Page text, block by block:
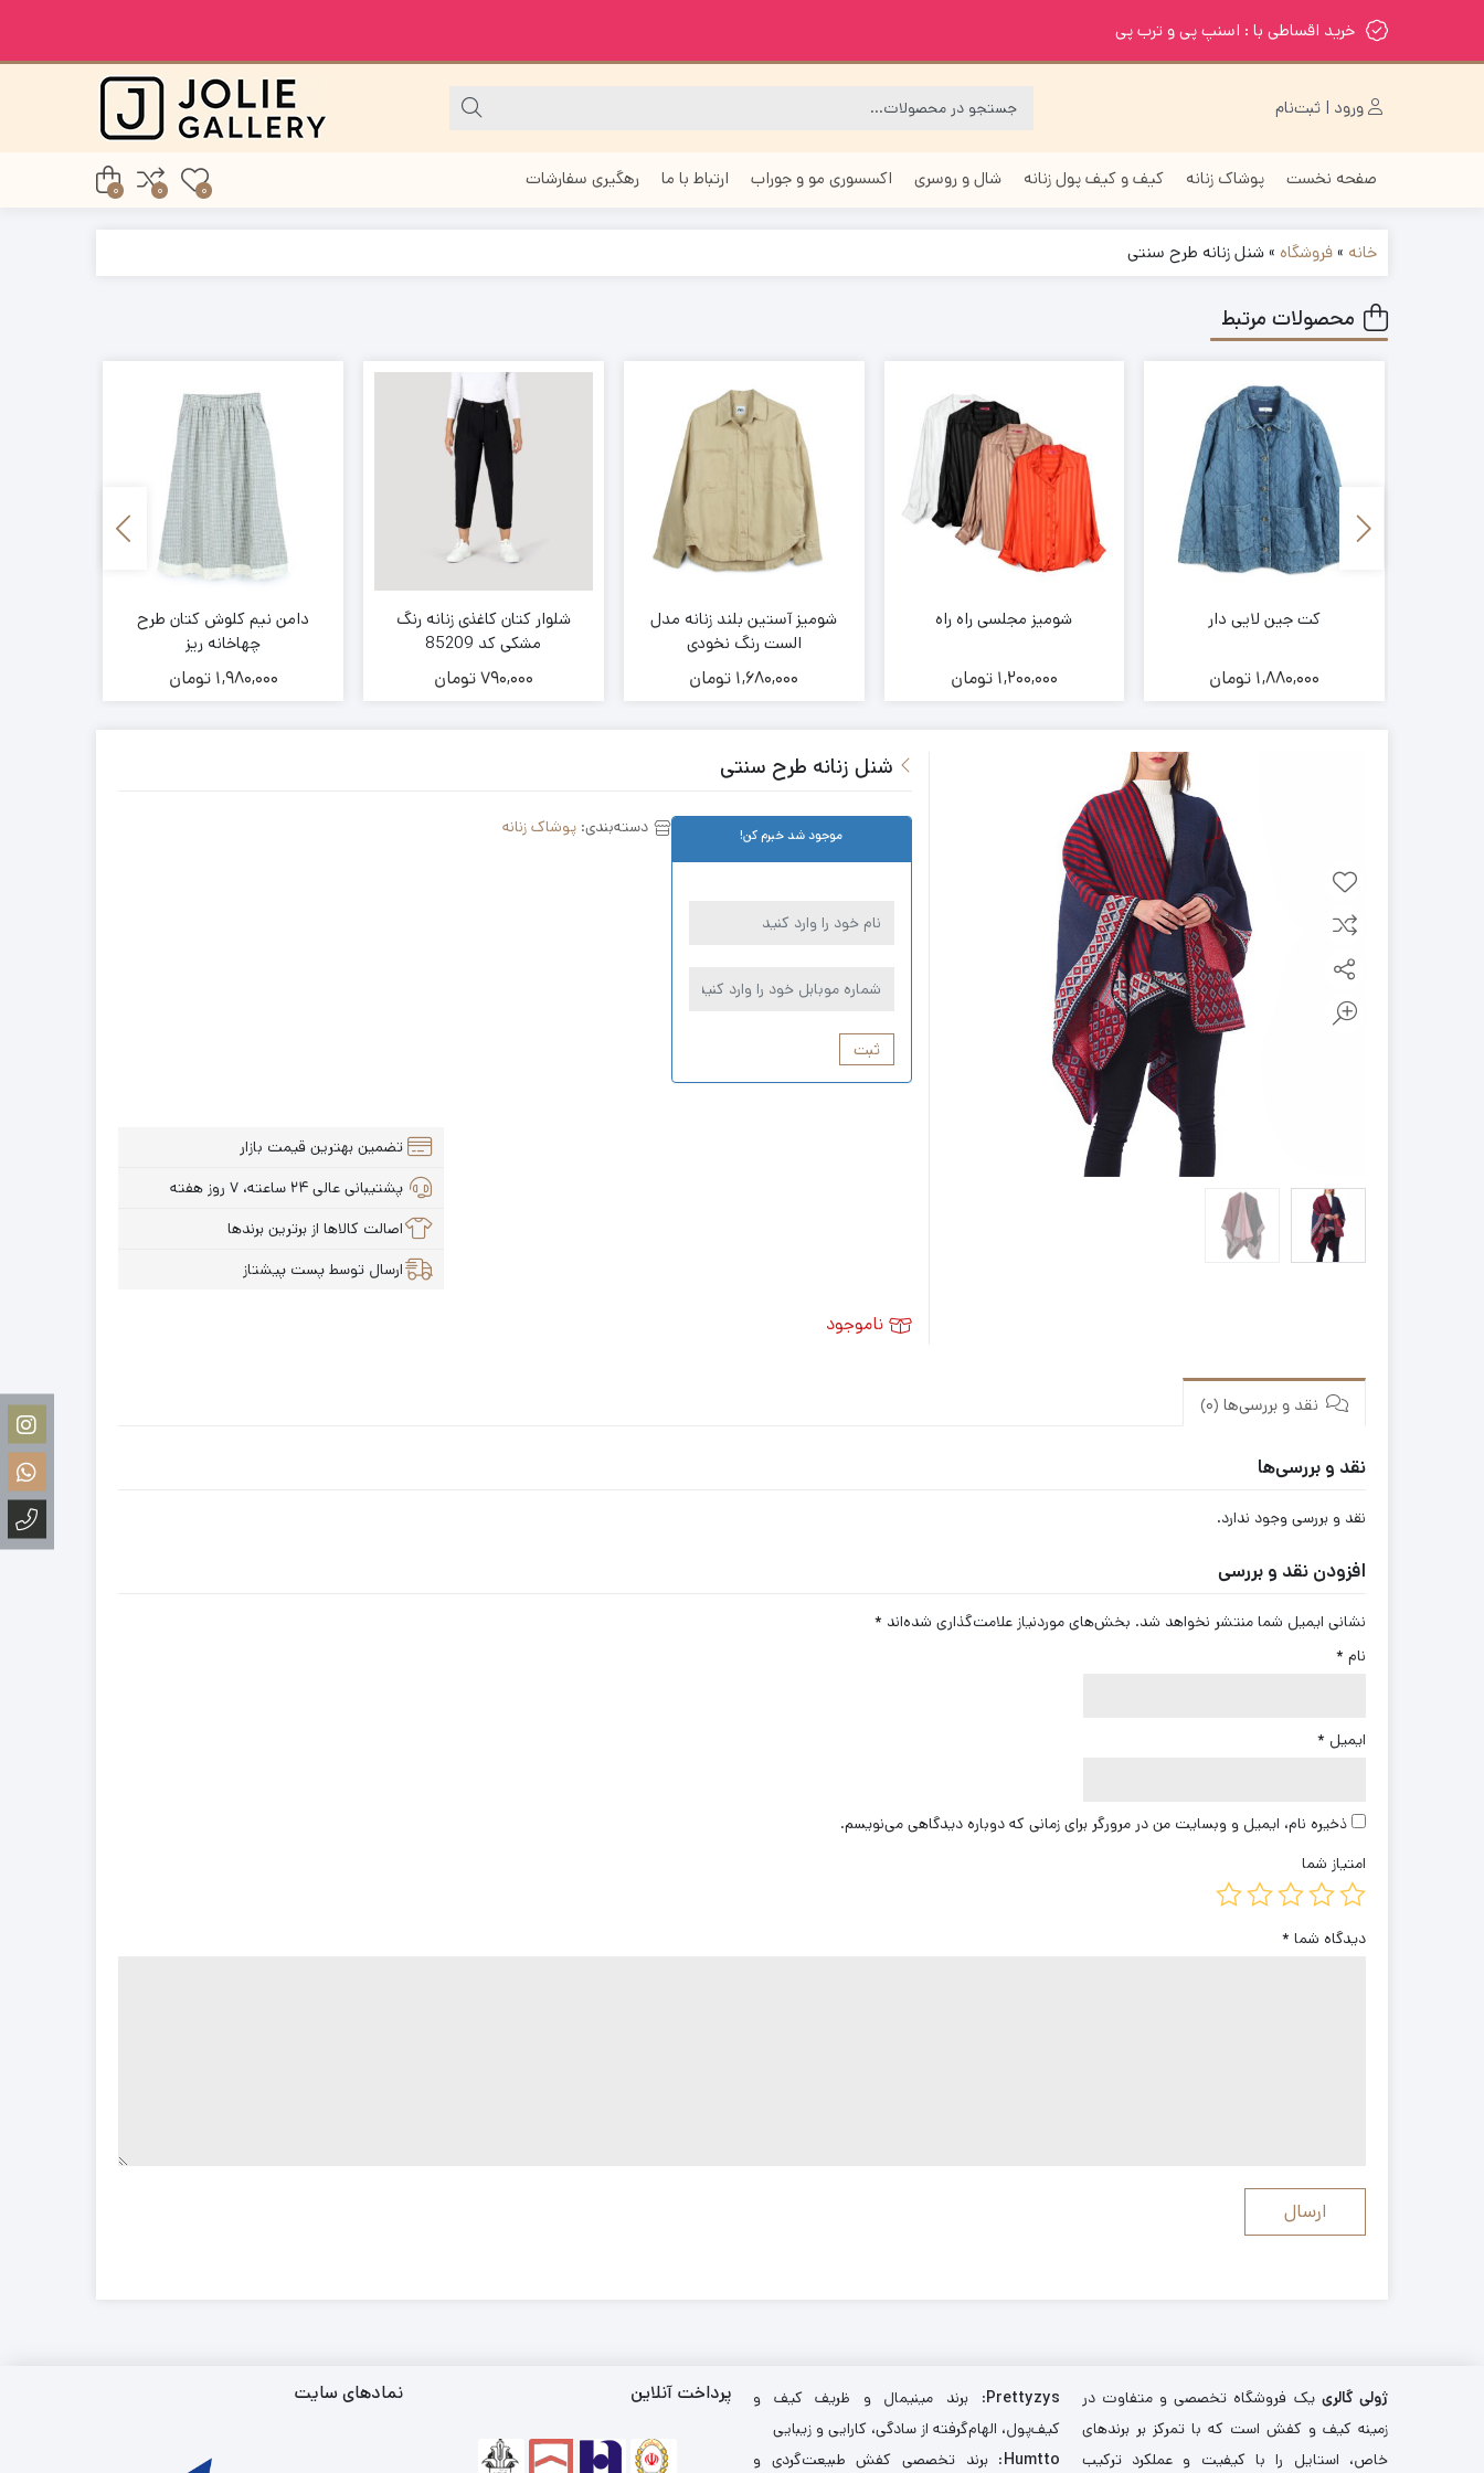
خرید اقساطی با : اسنپ پی و ترب پی
ورود | ثبت‌نام
صفحه نخست پوشاک زنانه کیف و کیف پول زنانه شال و روسری اکسسوری مو و جوراب ارتباط با ما رهگیری سفارشات
0
0
0
خانه »فروشگاه »شنل زنانه طرح سنتی
محصولات مرتبط
کت جین لایی دار
1,880,000 تومان
شومیز مجلسی راه راه
1,200,000 تومان
شومیز آستین بلند زنانه مدل
الست رنگ نخودی
1,680,000 تومان
شلوار کتان کاغذی زنانه رنگ
مشکی کد 85209
790,000تومان
دامن نیم کلوش کتان طرح
چهاخانه ریز
1,980,000 تومان
شنل زنانه طرح سنتی
موجود شد خبرم کن!
ثبت
دسته‌بندی:پوشاک زنانه
تضمین بهترین قیمت بازار
پشتیبانی عالی ۲۴ ساعته، ۷ روز هفته
اصالت کالاها از برترین برندها
ارسال توسط پست پیشتاز
ناموجود
نقد و بررسی‌ها (0)
نقد و بررسی‌ها
نقد و بررسی وجود ندارد.
افزودن نقد و بررسی
نشانی ایمیل شما منتشر نخواهد شد. بخش‌های موردنیاز علامت‌گذاری شده‌اند *
نام *
ایمیل *
ذخیره نام، ایمیل و وبسایت من در مرورگر برای زمانی که دوباره دیدگاهی می‌نویسم.
امتیاز شما
دیدگاه شما *
ژولی گالری یک فروشگاه تخصصی و متفاوت در
زمینه کیف و کفش است که با تمرکز بر برندهای
خاص، استایل را با کیفیت و عملکرد ترکیب
Prettyzys: برند مینیمال و ظریف کیف و
کیف‌پول، الهام‌گرفته از سادگی، کارایی و زیبایی
Humtto: برند تخصصی کفش طبیعت‌گردی و
پرداخت آنلاین نمادهای سایت